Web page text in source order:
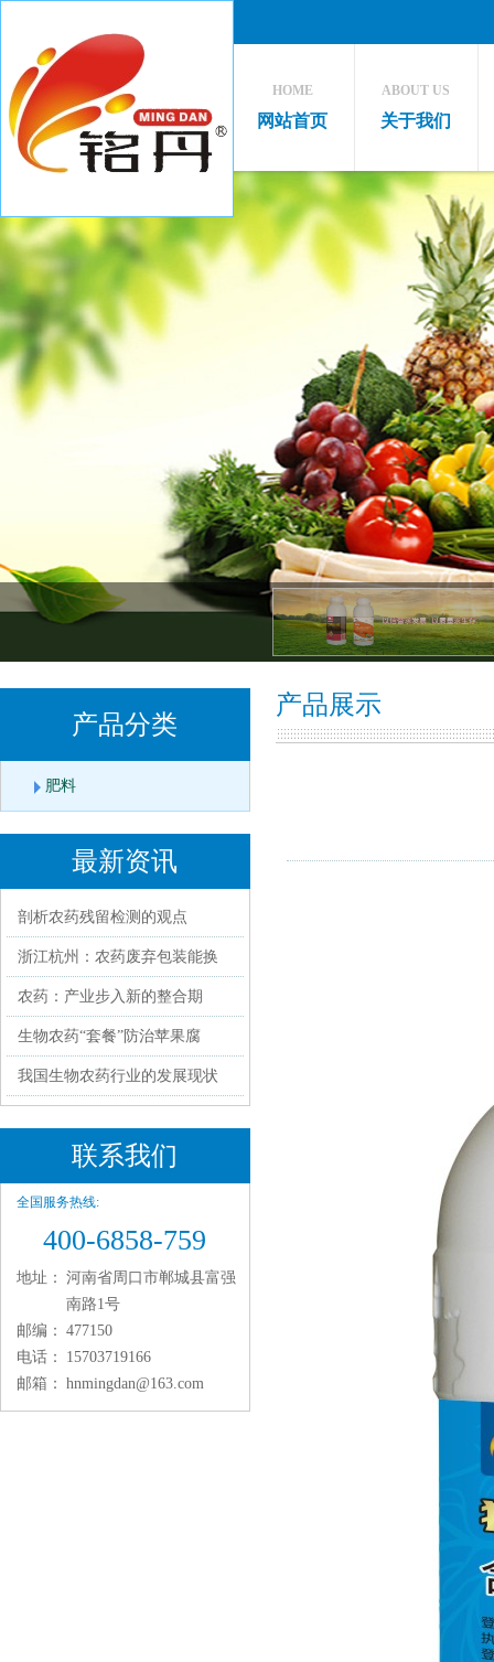
HOME
网站首页
ABOUT US
关于我们
产品分类
肥料
最新资讯
剖析农药残留检测的观点
浙江杭州：农药废弃包装能换
农药：产业步入新的整合期
生物农药“套餐”防治苹果腐
我国生物农药行业的发展现状
联系我们
全国服务热线:
400-6858-759
地址： 河南省周口市郸城县富强
南路1号
邮编： 477150
电话：
15703719166
邮箱： hnmingdan@163.com
产品展示